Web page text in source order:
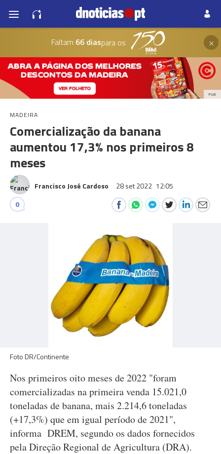
Faltam 66 diaspara os ×
PUB
MADEIRA
Comercialização da banana
aumentou 17,3% nos primeiros 8
meses
Francisco José Cardoso 28 set 2022 12:05
0
Foto DR/Continente
Nos primeiros oito meses de 2022 "foram
comercializadas na primeira venda 15.021,0
toneladas de banana, mais 2.214,6 toneladas
(+17,3%) que em igual período de 2021",
informa DREM, segundo os dados fornecidos
pela Direção Regional de Agricultura (DRA).